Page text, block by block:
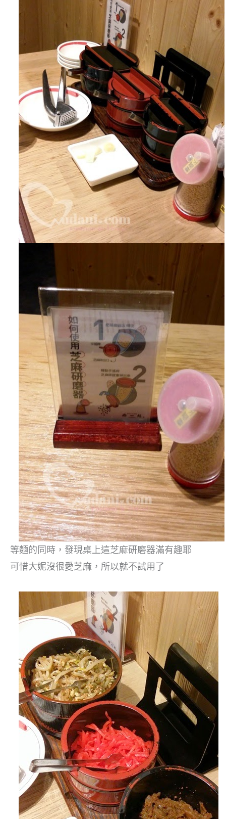
等麵的同時，發現桌上這芝麻研磨器滿有趣耶
可惜大妮沒很愛芝麻，所以就不試用了